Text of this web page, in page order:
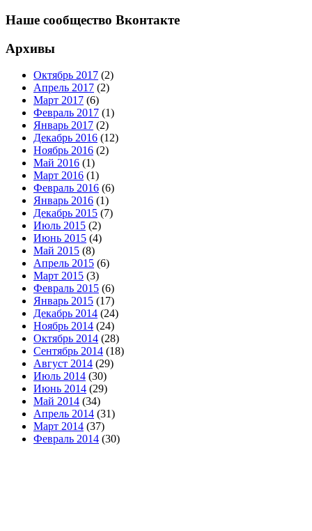
Наше сообщество Вконтакте
Архивы
Октябрь 2017 (2)
Апрель 2017 (2)
Март 2017 (6)
Февраль 2017 (1)
Январь 2017 (2)
Декабрь 2016 (12)
Ноябрь 2016 (2)
Май 2016 (1)
Март 2016 (1)
Февраль 2016 (6)
Январь 2016 (1)
Декабрь 2015 (7)
Июль 2015 (2)
Июнь 2015 (4)
Май 2015 (8)
Апрель 2015 (6)
Март 2015 (3)
Февраль 2015 (6)
Январь 2015 (17)
Декабрь 2014 (24)
Ноябрь 2014 (24)
Октябрь 2014 (28)
Сентябрь 2014 (18)
Август 2014 (29)
Июль 2014 (30)
Июнь 2014 (29)
Май 2014 (34)
Апрель 2014 (31)
Март 2014 (37)
Февраль 2014 (30)